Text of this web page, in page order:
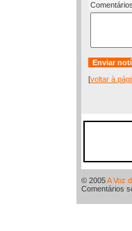
[voltar à
© 2005A Voz
Comentários